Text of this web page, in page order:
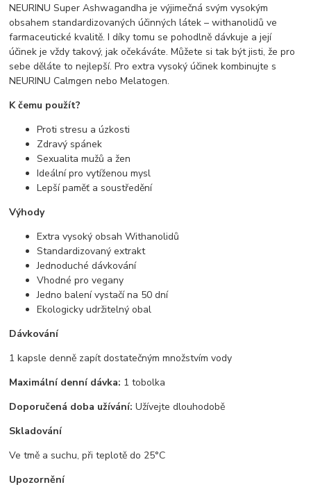
NEURINU Super Ashwagandha je výjimečná svým vysokým
obsahem standardizovaných účinných látek – withanolidů ve
farmaceutické kvalitě. I díky tomu se pohodlně dávkuje a její
účinek je vždy takový, jak očekáváte. Můžete si tak být jisti, že pro
sebe děláte to nejlepší. Pro extra vysoký účinek kombinujte s
NEURINU Calmgen nebo Melatogen.
K čemu použít?
Proti stresu a úzkosti
Zdravý spánek
Sexualita mužů a žen
Ideální pro vytíženou mysl
Lepší paměť a soustředění
Výhody
Extra vysoký obsah Withanolidů
Standardizovaný extrakt
Jednoduché dávkování
Vhodné pro vegany
Jedno balení vystačí na 50 dní
Ekologicky udržitelný obal
Dávkování
1 kapsle denně zapít dostatečným množstvím vody
Maximální denní dávka: 1 tobolka
Doporučená doba užívání: Užívejte dlouhodobě
Skladování
Ve tmě a suchu, při teplotě do 25°C
Upozornění